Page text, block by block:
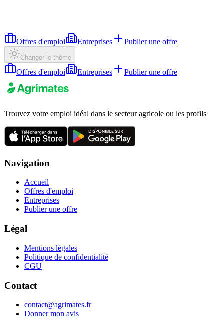
Offres d'emploi Entreprises Publier une offre
Changer le thème
Offres d'emploi Entreprises Publier une offre
Trouvez votre emploi idéal dans le secteur agricole ou les profils
Navigation
Accueil
Offres d'emploi
Entreprises
Publier une offre
Légal
Mentions légales
Politique de confidentialité
CGU
Contact
contact@agrimates.fr
Donner mon avis